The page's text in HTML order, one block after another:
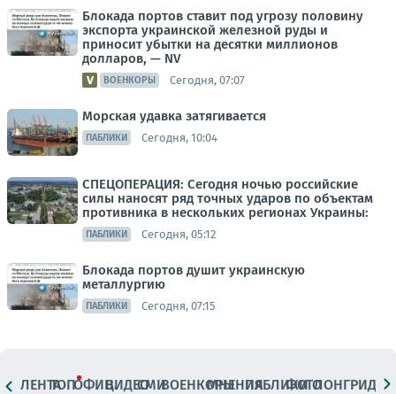
Блокада портов ставит под угрозу половину
экспорта украинской железной руды и
приносит убытки на десятки миллионов
долларов, — NV
ВОЕНКОРЫ Сегодня, 07:07
Морская удавка затягивается
ПАБЛИКИ Сегодня, 10:04
СПЕЦОПЕРАЦИЯ: Сегодня ночью российские
силы наносят ряд точных ударов по объектам
противника в нескольких регионах Украины:
ПАБЛИКИ Сегодня, 05:12
Блокада портов душит украинскую
металлургию
ПАБЛИКИ Сегодня, 07:15
ЛЕНТАТОПОФИЦ.ВИДЕОСМИВОЕНКОРЫМНЕНИЯПАБЛИКИ
ФОТОЛОНГРИДЫ